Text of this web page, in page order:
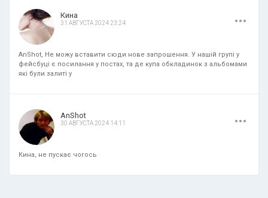
Кина
31 АВГУСТА 2024 23:24 ...
AnShot, Не можу вставити сюди нове запрошення. У нашій групі у
фейсбуці є посилання у постах, та де купа обкладинок з альбомами
які були залиті у
AnShot
30 АВГУСТА 2024 14:11 ...
Кина, не пускає чогось